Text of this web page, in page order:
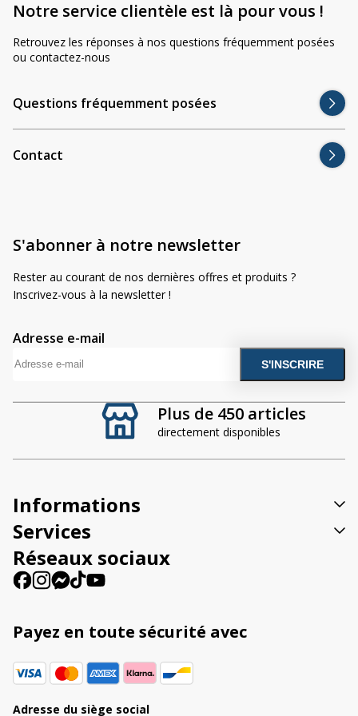
Divers
Questions fréquemment posées
Contact
+33 6 02 07 35 61
Divers
Voir tout
Plus de 450 articles
directement disponibles
Notre service clientèle est là pour vous !
Retrouvez les réponses à nos questions fréquemment posées
ou contactez-nous
Questions fréquemment posées
Contact
S'abonner à notre newsletter
Rester au courant de nos dernières offres et produits ?
Inscrivez-vous à la newsletter !
Adresse e-mail
A
t
i
e
:
Informations
Services
Réseaux sociaux
Payez en toute sécurité avec
Adresse du siège social